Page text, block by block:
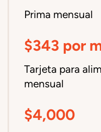
Prima mensual
$343 por
Tarjeta para
mensual
$4,000